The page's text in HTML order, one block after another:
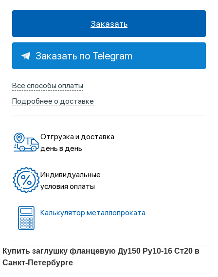
Заказать
Заказать по Telegram
Все способы оплаты
Подробнее о доставке
Отгрузка и доставка
день в день
Индивидуальные
условия оплаты
Калькулятор металлопроката
Купить заглушку фланцевую Ду150 Ру10-16 Ст20 в
Санкт-Петербурге